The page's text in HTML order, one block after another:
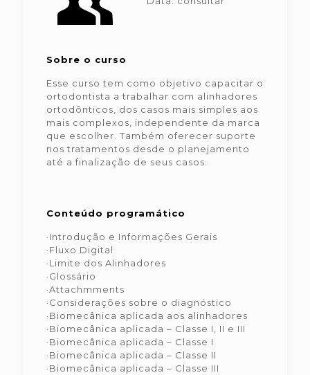
Sobre o curso
Esse curso tem como objetivo capacitar o
ortodontista a trabalhar com alinhadores
ortodônticos, dos casos mais simples aos
mais complexos, independente da marca
que escolher. Também oferecer suporte
nos tratamentos desde o planejamento
até a finalização de seus casos.
Conteúdo programático
·Introdução e Informações Gerais
·Fluxo Digital
·Limite dos Alinhadores
·Glossário
·Attachmments
·Considerações sobre o diagnóstico
·Biomecânica aplicada aos alinhadores
·Biomecânica aplicada – Classe I, II e III
·Biomecânica aplicada – Classe I
·Biomecânica aplicada – Classe II
·Biomecânica aplicada – Classe III